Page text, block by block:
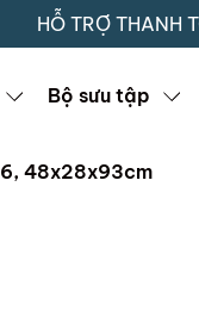
HỖ TRỢ THANH
Bộ sưu tập
48x28x93cm